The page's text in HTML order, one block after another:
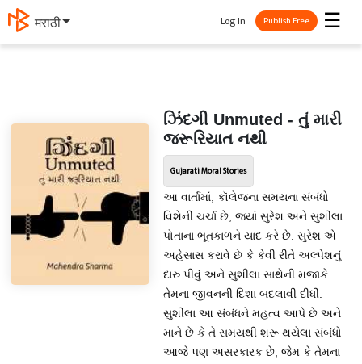
मराठी ☰
Log In Publish Free
ઝિંદગી Unmuted - તું મારી
જરૂરિયાત નથી
Gujarati Moral Stories
આ વાર્તામાં, કૉલેજના સમયના સંબંધો
વિશેની ચર્ચા છે, જ્યાં સુરેશ અને સુશીલા
પોતાના ભૂતકાળને યાદ કરે છે. સુરેશ એ
અહેસાસ કરાવે છે કે કેવી રીતે અલ્પેશનું
દારુ પીવું અને સુશીલા સાથેની મજાકે
તેમના જીવનની દિશા બદલાવી દીધી.
સુશીલા આ સંબંધને મહત્વ આપે છે અને
માને છે કે તે સમયથી શરૂ થયેલા સંબંધો
આજે પણ અસરકારક છે, જેમ કે તેમના